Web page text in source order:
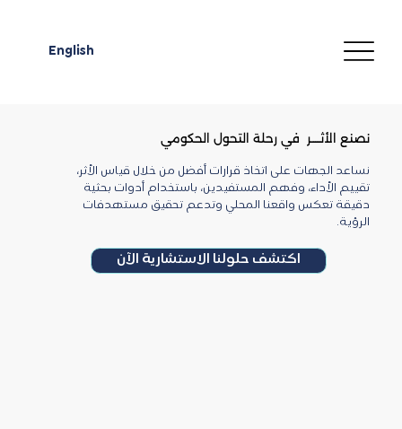
English
نصنع الأثـــــر في رحلة التحول الحكومي
نساعد الجهات على اتخاذ قرارات أفضل من خلال قياس الأثر،
تقييم الأداء، وفهم المستفيدين، باستخدام أدوات بحثية
دقيقة تعكس واقعنا المحلي وتدعم تحقيق مستهدفات
الرؤية.
اكتشف حلولنا الاستشارية الآن